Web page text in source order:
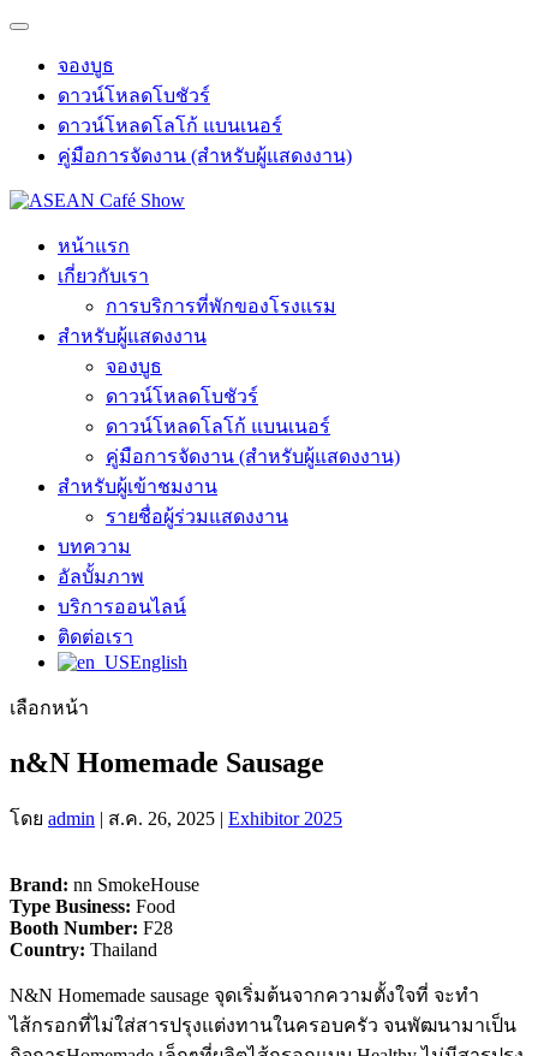
จองบูธ
ดาวน์โหลดโบชัวร์
ดาวน์โหลดโลโก้ แบนเนอร์
คู่มือการจัดงาน (สำหรับผู้แสดงงาน)
หน้าแรก
เกี่ยวกับเรา
การบริการที่พักของโรงแรม
สำหรับผู้แสดงงาน
จองบูธ
ดาวน์โหลดโบชัวร์
ดาวน์โหลดโลโก้ แบนเนอร์
คู่มือการจัดงาน (สำหรับผู้แสดงงาน)
สำหรับผู้เข้าชมงาน
รายชื่อผู้ร่วมแสดงงาน
บทความ
อัลบั้มภาพ
บริการออนไลน์
ติดต่อเรา
English
เลือกหน้า
n&N Homemade Sausage
โดย admin | ส.ค. 26, 2025 | Exhibitor 2025
Brand: nn SmokeHouse
Type Business: Food
Booth Number: F28
Country: Thailand
N&N Homemade sausage จุดเริ่มต้นจากความตั้งใจที่ จะทํา
ไส้กรอกที่ไม่ใส่สารปรุงแต่งทานในครอบครัว จนพัฒนามาเป็น